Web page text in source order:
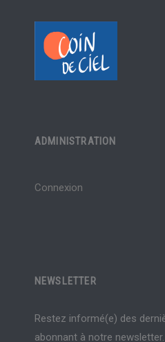
ADMINISTRATION
Connexion
NEWSLETTER
Restez informé(e) des
abonnant à notre newsletter.